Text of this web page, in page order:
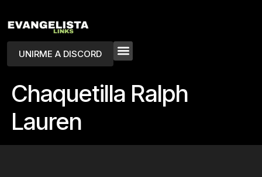
UNIRME A DISCORD
Chaquetilla Ralph
Lauren